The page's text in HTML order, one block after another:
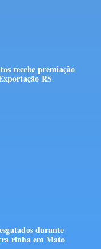
recebe premiação
RS
durante
rinha em Mato